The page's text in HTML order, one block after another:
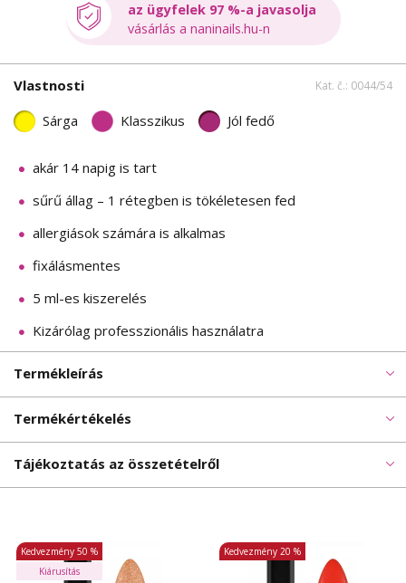
az ügyfelek 97 %-a javasolja
vásárlás a naninails.hu-n
Vlastnosti Kat. č.: 0044/54
Sárga Klasszikus Jól fedő
akár 14 napig is tart
sűrű állag – 1 rétegben is tökéletesen fed
allergiások számára is alkalmas
fixálásmentes
5 ml-es kiszerelés
Kizárólag professzionális használatra
Termékleírás
Termékértékelés
Tájékoztatás az összetételről
Kedvezmény 50 %
Kiárusítás
Kedvezmény 20 %